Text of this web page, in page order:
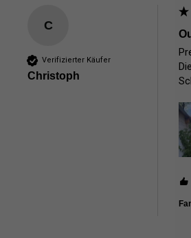
C
Verifizierter Käufer
Christoph